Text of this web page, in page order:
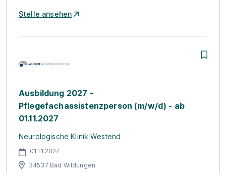
Stelle ansehen
Ausbildung 2027 -
Pflegefachassistenzperson (m/w/d) - ab
01.11.2027
Neurologische Klinik Westend
01.11.2027
34537 Bad Wildungen